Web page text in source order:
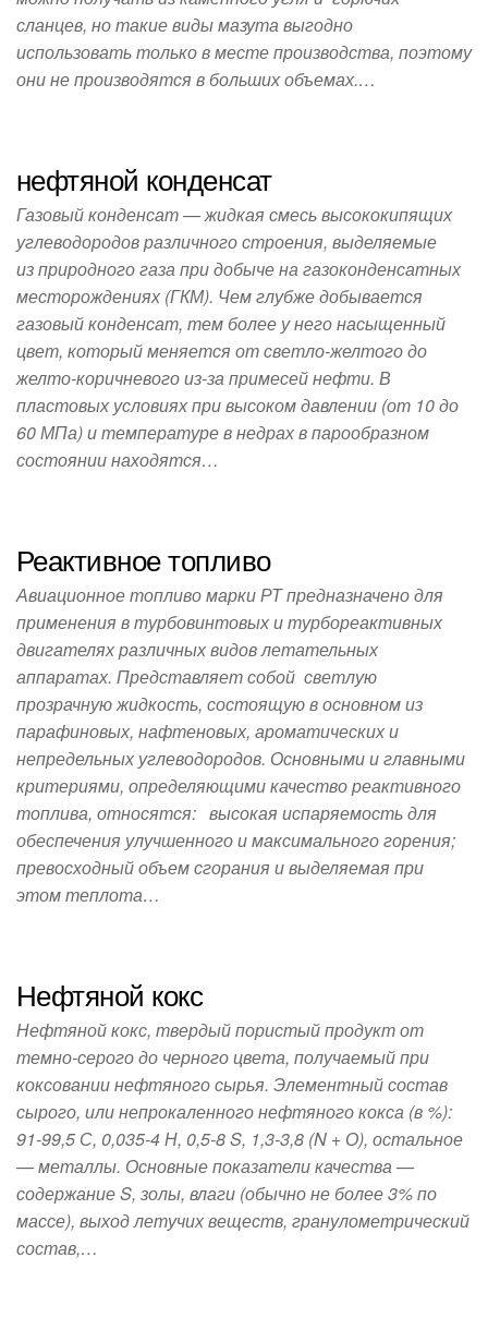
сланцев, но такие виды мазута выгодно
использовать только в месте производства, поэтому
они не производятся в больших объемах.…
нефтяной конденсат
Газовый конденсат — жидкая смесь высококипящих
углеводородов различного строения, выделяемые
из природного газа при добыче на газоконденсатных
месторождениях (ГКМ). Чем глубже добывается
газовый конденсат, тем более у него насыщенный
цвет, который меняется от светло-желтого до
желто-коричневого из-за примесей нефти. В
пластовых условиях при высоком давлении (от 10 до
60 МПа) и температуре в недрах в парообразном
состоянии находятся…
Реактивное топливо
Авиационное топливо марки РТ предназначено для
применения в турбовинтовых и турбореактивных
двигателях различных видов летательных
аппаратах. Представляет собой светлую
прозрачную жидкость, состоящую в основном из
парафиновых, нафтеновых, ароматических и
непредельных углеводородов. Основными и главными
критериями, определяющими качество реактивного
топлива, относятся: высокая испаряемость для
обеспечения улучшенного и максимального горения;
превосходный объем сгорания и выделяемая при
этом теплота…
Нефтяной кокс
Нефтяной кокс, твердый пористый продукт от
темно-серого до черного цвета, получаемый при
коксовании нефтяного сырья. Элементный состав
сырого, или непрокаленного нефтяного кокса (в %):
91-99,5 С, 0,035-4 Н, 0,5-8 S, 1,3-3,8 (N + О), остальное
— металлы. Основные показатели качества —
содержание S, золы, влаги (обычно не более 3% по
массе), выход летучих веществ, гранулометрический
состав,…